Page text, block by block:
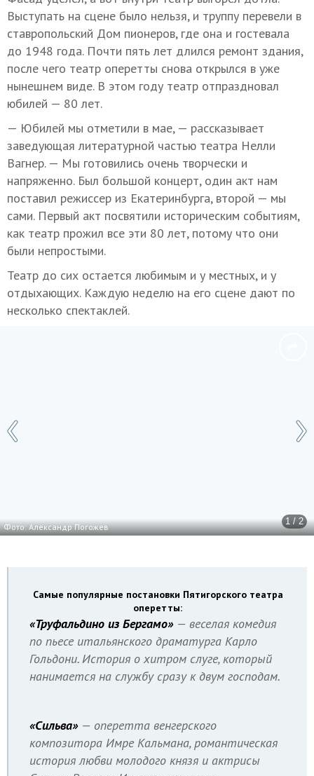
Выступать на сцене было нельзя, и труппу перевели в
ставропольский Дом пионеров, где она и гостевала
до 1948 года. Почти пять лет длился ремонт здания,
после чего театр оперетты снова открылся в уже
нынешнем виде. В этом году театр отпраздновал
юбилей — 80 лет.
— Юбилей мы отметили в мае, — рассказывает
заведующая литературной частью театра Нелли
Вагнер. — Мы готовились очень творчески и
напряженно. Был большой концерт, один акт нам
поставил режиссер из Екатеринбурга, второй — мы
сами. Первый акт посвятили историческим событиям,
как театр прожил все эти 80 лет, потому что они
были непростыми.
Театр до сих остается любимым и у местных, и у
отдыхающих. Каждую неделю на его сцене дают по
несколько спектаклей.
1 / 2
Фото: Александр Погожев
Самые популярные постановки Пятигорского театра
оперетты:
«Труфальдино из Бергамо»— веселая комедия
по пьесе итальянского драматурга Карло
Гольдони. История о хитром слуге, который
нанимается на службу сразу к двум господам.
«Сильва»— оперетта венгерского
композитора Имре Кальмана, романтическая
история любви молодого князя и актрисы